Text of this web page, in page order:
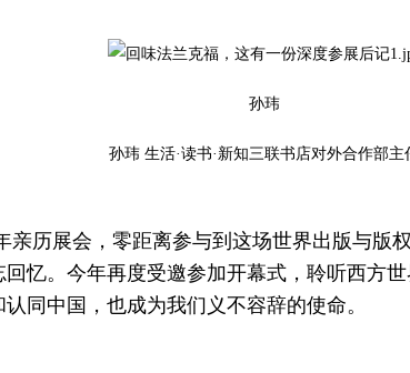
孙玮
孙玮 生活·读书·新知三联书店对外合作部主
历展会，零距离参与到这场世界出版与
忆。今年再度受邀参加开幕式，聆听西方
同中国，也成为我们义不容辞的使命。